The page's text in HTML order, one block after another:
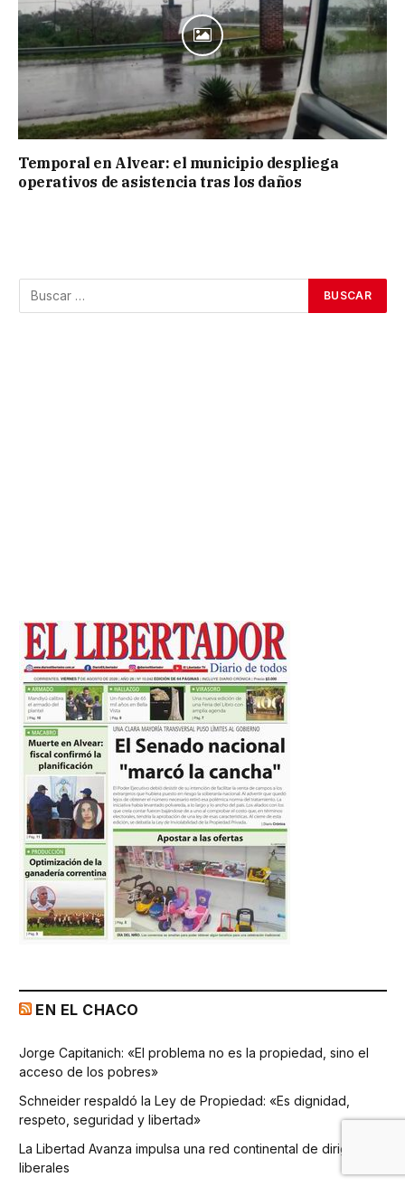
Temporal en Alvear: el municipio despliega
operativos de asistencia tras los daños
EN EL CHACO
Jorge Capitanich: «El problema no es la propiedad, sino el
acceso de los pobres»
Schneider respaldó la Ley de Propiedad: «Es dignidad,
respeto, seguridad y libertad»
La Libertad Avanza impulsa una red continental de dirigentes
liberales